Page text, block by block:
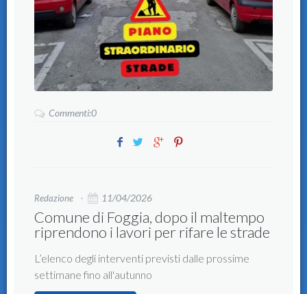
Commenti:0
Redazione 11/04/2026
Comune di Foggia, dopo il maltempo
riprendono i lavori per rifare le strade
L’elenco degli interventi previsti dalle prossime
settimane fino all'autunno